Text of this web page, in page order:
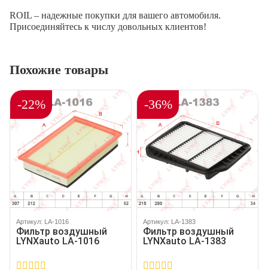
ROIL – надежные покупки для вашего автомобиля.
Присоединяйтесь к числу довольных клиентов!
Похожие товары
-22%
Артикул: LA-1016
Фильтр воздушный
LYNXauto LA-1016
-36%
Артикул: LA-1383
Фильтр воздушный
LYNXauto LA-1383